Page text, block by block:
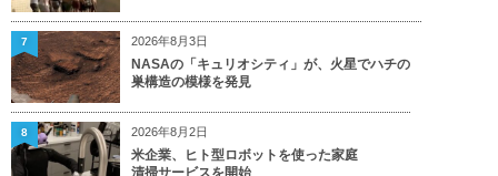
2026年8月3日
NASAの「キュリオシティ」が、火星でハチの
巣構造の模様を発見
7
2026年8月2日
米企業、ヒト型ロボットを使った家庭
清掃サービスを開始
8